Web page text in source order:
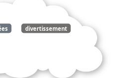
divertissement